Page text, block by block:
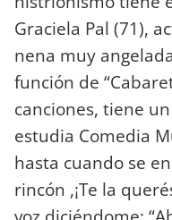
Graciela Pal (71),
nena muy
función de
canciones, tiene
estudia Comedia
hasta cuando se
rincón ,¡Te la